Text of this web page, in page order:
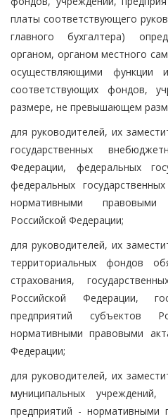
платы соответствующего
главного бухгалтера)
органом, органом местного
осуществляющими функции
соответствующих фондов,
размере, не превышающем
для руководителей, их
государственных
Федерации, федеральных
федеральных
нормативными правовыми
Российской Федерации;
для руководителей, их
территориальных фондов
страхования,
Российской Федерации,
предприятий субъектов
нормативными правовыми
Федерации;
для руководителей, их
муниципальных учреждений,
предприятий - нормативными